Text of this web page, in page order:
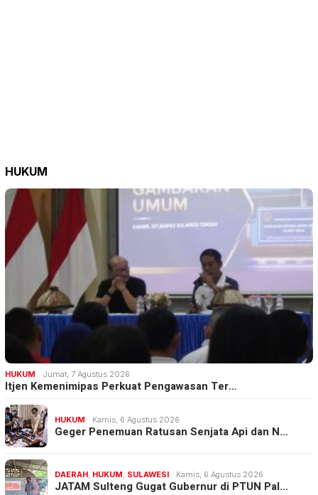
HUKUM
HUKUM Jumat, 7 Agustus 2026
Itjen Kemenimipas Perkuat Pengawasan Ter…
HUKUM Kamis, 6 Agustus 2026
Geger Penemuan Ratusan Senjata Api dan N…
DAERAH HUKUM SULAWESI Kamis, 6 Agustus 2026
JATAM Sulteng Gugat Gubernur di PTUN Pal…